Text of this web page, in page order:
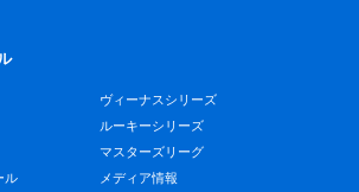
ル
ヴィーナスシリーズ
ルーキーシリーズ
マスターズリーグ
メディア情報